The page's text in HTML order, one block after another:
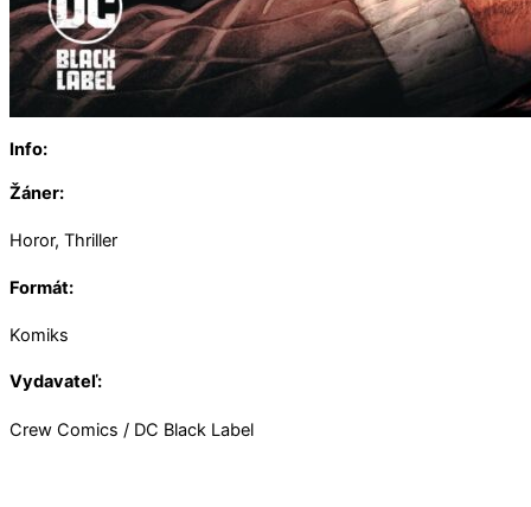
Info:
Žáner:
Horor, Thriller
Formát:
Komiks
Vydavateľ:
Crew Comics / DC Black Label